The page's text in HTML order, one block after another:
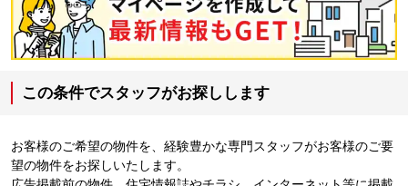
この条件でスタッフがお探しします
お客様のご希望の物件を、経験豊かな専門スタッフがお客様のご要
望の物件をお探しいたします。